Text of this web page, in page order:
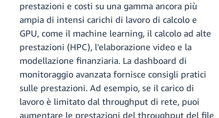
prestazioni e costi su una gamma ancora più
ampia di intensi carichi di lavoro di calcolo e
GPU, come il machine learning, il calcolo ad alte
prestazioni (HPC), l'elaborazione video e la
modellazione finanziaria. La dashboard di
monitoraggio avanzata fornisce consigli pratici
sulle prestazioni. Ad esempio, se il carico di
lavoro è limitato dal throughput di rete, puoi
aumentare le prestazioni del throughput del file